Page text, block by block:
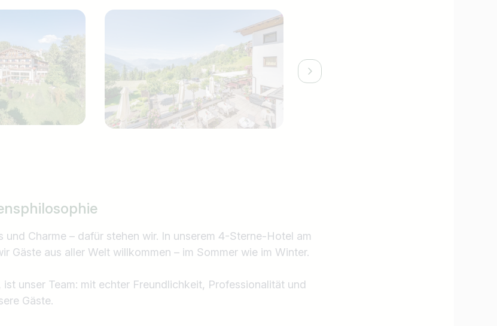
und Charme – dafür stehen wir. In unserem 4-Sterne-Hotel am
Gäste aus aller Welt willkommen – im Sommer wie im Winter.
unser Team: mit echter Freundlichkeit, Professionalität und
Gäste.